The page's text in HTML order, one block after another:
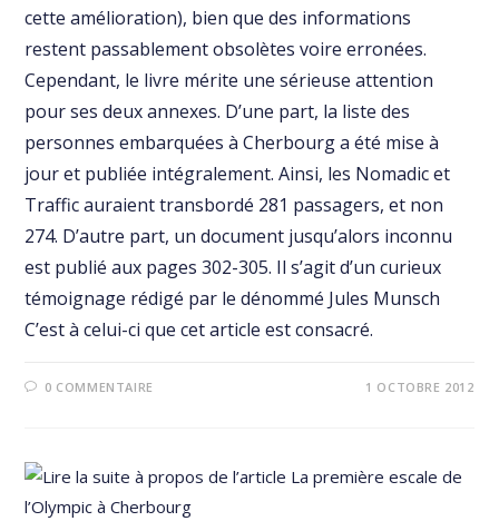
cette amélioration), bien que des informations
restent passablement obsolètes voire erronées.
Cependant, le livre mérite une sérieuse attention
pour ses deux annexes. D’une part, la liste des
personnes embarquées à Cherbourg a été mise à
jour et publiée intégralement. Ainsi, les Nomadic et
Traffic auraient transbordé 281 passagers, et non
274. D’autre part, un document jusqu’alors inconnu
est publié aux pages 302-305. Il s’agit d’un curieux
témoignage rédigé par le dénommé Jules Munsch
C’est à celui-ci que cet article est consacré.
0 COMMENTAIRE 1 OCTOBRE 2012